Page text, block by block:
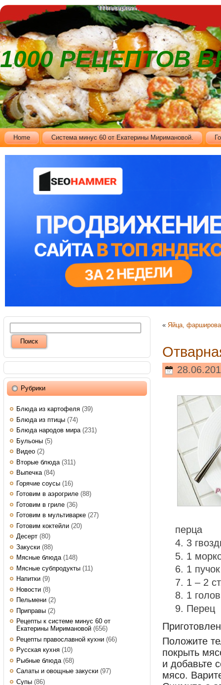
1000 РЕЦЕПТОВ
Home Cистема минус 60 от Екатерины Миримановой.
Рубрики
Блюда из картофеля (39)
Блюда из птицы (74)
Блюда народов мира(231)
Бульоны (5)
Видео (2)
Вторые блюда (311)
Выпечка(84)
Горячие соусы (16)
Готовим в аэрогриле (88)
Готовим в гриле (36)
Готовим в мультиварке (27)
Готовим коктейли (20)
Десерт (80)
Закуски (88)
Мясные блюда(148)
Мясные субпродукты (11)
Напитки (9)
Новости (8)
Пельмени (2)
Приправы (2)
Рецепты к системе минус 60 от
Екатерины Миримановой (656)
Рецепты православной кухни (66)
Русская кухня (10)
Рыбные блюда (68)
Салаты и овощные закуски (97)
Супы (86)
« Яйца,
перца
3
1
1
1 – 2
1
Перец
Положите
покрыть
и добавьте
мясо.